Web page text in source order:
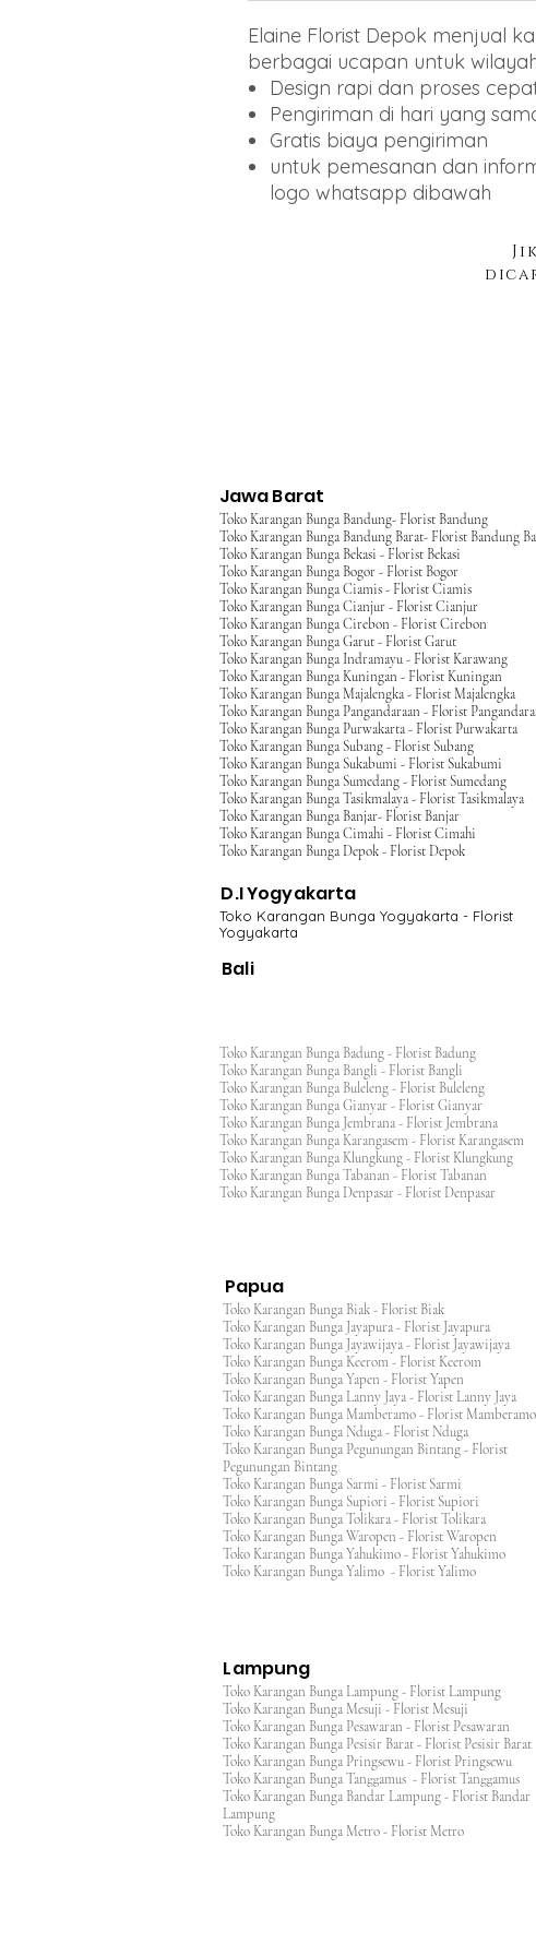
Elaine Florist Depok menjual
berbagai ucapan untuk
Design rapi dan proses
Pengiriman di hari yang
Gratis biaya pengiriman
untuk pemesanan dan
logo whatsapp dibawah
Jawa Barat
Toko Karangan Bunga Bandung- Florist Bandung
Toko Karangan Bunga Bandung Barat- Florist Bandung
Toko Karangan Bunga Bekasi - Florist Bekasi
Toko Karangan Bunga Bogor - Florist Bogor
Toko Karangan Bunga Ciamis - Florist Ciamis
Toko Karangan Bunga Cianjur - Florist Cianjur
Toko Karangan Bunga Cirebon - Florist Cirebon
Toko Karangan Bunga Garut - Florist Garut
Toko Karangan Bunga Indramayu - Florist Karawang
Toko Karangan Bunga Kuningan - Florist Kuningan
Toko Karangan Bunga Majalengka - Florist Majalengka
Toko Karangan Bunga Pangandaraan - Florist
Toko Karangan Bunga Purwakarta - Florist Purwakarta
Toko Karangan Bunga Subang - Florist Subang
Toko Karangan Bunga Sukabumi - Florist Sukabumi
Toko Karangan Bunga Sumedang - Florist Sumedang
Toko Karangan Bunga Tasikmalaya - Florist Tasikmalaya
Toko Karangan Bunga Banjar- Florist Banjar
Toko Karangan Bunga Cimahi - Florist Cimahi
Toko Karangan Bunga Depok - Florist Depok
D.I Yogyakarta
Toko Karangan Bunga Yogyakarta - Florist
Yogyakarta
Bali
Toko Karangan Bunga Badung - Florist Badung
Toko Karangan Bunga Bangli - Florist Bangli
Toko Karangan Bunga Buleleng - Florist Buleleng
Toko Karangan Bunga Gianyar - Florist Gianyar
Toko Karangan Bunga Jembrana - Florist Jembrana
Toko Karangan Bunga Karangasem - Florist Karangasem
Toko Karangan Bunga Klungkung - Florist Klungkung
Toko Karangan Bunga Tabanan - Florist Tabanan
Toko Karangan Bunga Denpasar - Florist Denpasar
Lampung
Papua
Toko Karangan Bunga Biak - Florist Biak
Toko Karangan Bunga Jayapura - Florist Jayapura
Toko Karangan Bunga Jayawijaya - Florist Jayawijaya
Toko Karangan Bunga Keerom - Florist Keerom
Toko Karangan Bunga Yapen - Florist Yapen
Toko Karangan Bunga Lanny Jaya - Florist Lanny Jaya
Toko Karangan Bunga Mamberamo - Florist Mamberamo
Toko Karangan Bunga Nduga - Florist Nduga
Toko Karangan Bunga Pegunungan Bintang - Florist
Pegunungan Bintang
Toko Karangan Bunga Sarmi - Florist Sarmi
Toko Karangan Bunga Supiori - Florist Supiori
Toko Karangan Bunga Tolikara - Florist Tolikara
Toko Karangan Bunga Waropen - Florist Waropen
Toko Karangan Bunga Yahukimo - Florist Yahukimo
Toko Karangan Bunga Yalimo - Florist Yalimo
Toko Karangan Bunga Lampung - Florist Lampung
Toko Karangan Bunga Mesuji - Florist Mesuji
Toko Karangan Bunga Pesawaran - Florist Pesawaran
Toko Karangan Bunga Pesisir Barat - Florist Pesisir Barat
Toko Karangan Bunga Pringsewu - Florist Pringsewu
Toko Karangan Bunga Tanggamus - Florist Tanggamus
Toko Karangan Bunga Bandar Lampung - Florist Bandar
Lampung
Toko Karangan Bunga Metro - Florist Metro